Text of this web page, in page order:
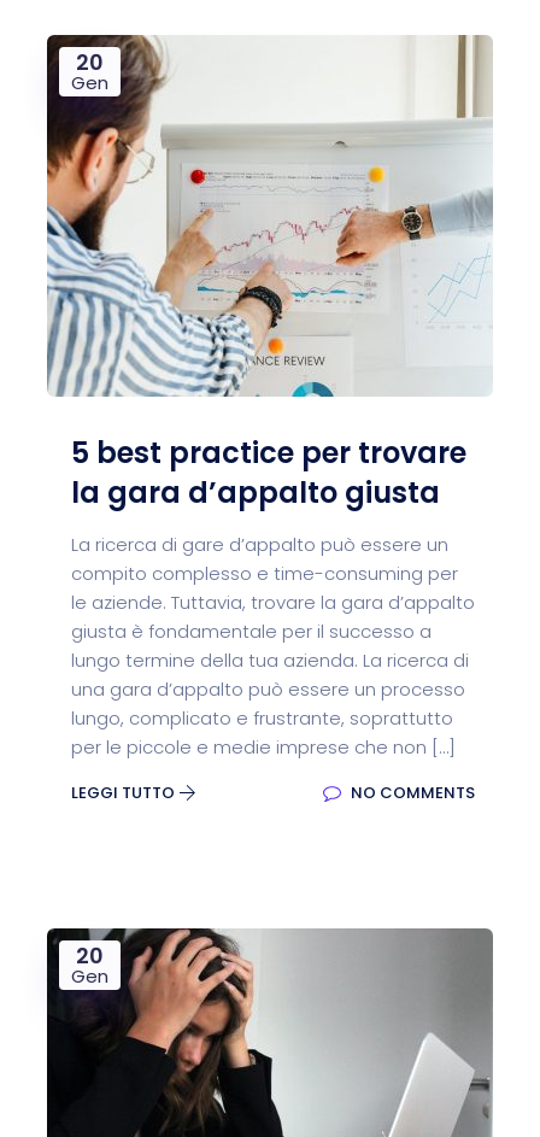
20
Gen
5 best practice per trovare
la gara d’appalto giusta
La ricerca di gare d’appalto può essere un
compito complesso e time-consuming per
le aziende. Tuttavia, trovare la gara d’appalto
giusta è fondamentale per il successo a
lungo termine della tua azienda. La ricerca di
una gara d’appalto può essere un processo
lungo, complicato e frustrante, soprattutto
per le piccole e medie imprese che non […]
LEGGI TUTTO NO COMMENTS
20
Gen